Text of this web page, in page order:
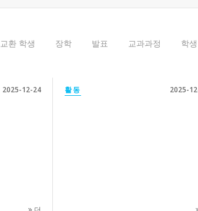
교환 학생 장학 발표 교과과정 학생
2025-12-24 활동 2025-